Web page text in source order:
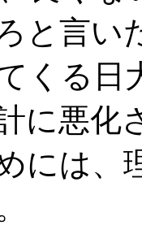
と言い
くる日
に悪化
には、